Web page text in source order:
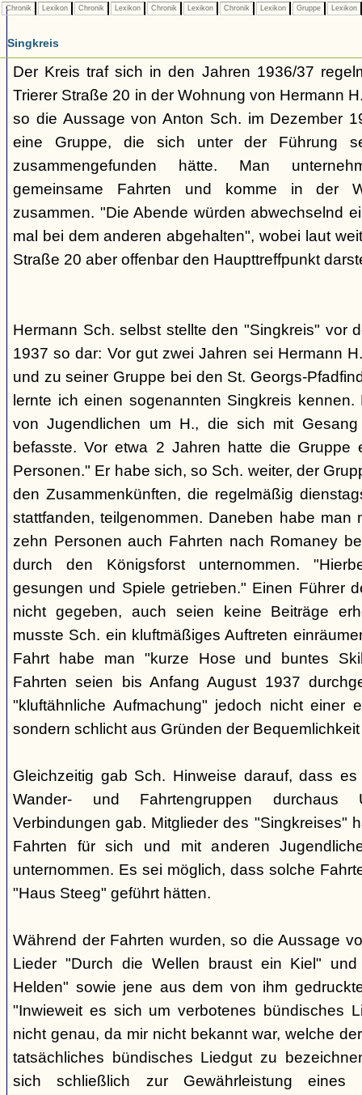
Chronik Lexikon Chronik Lexikon Chronik Lexikon Chronik Lexikon Gruppe Lexikon
Singkreis
Der Kreis traf sich in den Jahren 1936/37
Trierer Straße 20 in der Wohnung von Hermann
so die Aussage von Anton Sch. im Dezember
eine Gruppe, die sich unter der Führung
zusammengefunden hätte. Man
gemeinsame Fahrten und komme in der
zusammen. "Die Abende würden abwechselnd
mal bei dem anderen abgehalten", wobei laut
Straße 20 aber offenbar den Haupttreffpunkt
Hermann Sch. selbst stellte den "Singkreis" vor
1937 so dar: Vor gut zwei Jahren sei Hermann
und zu seiner Gruppe bei den St. Georgs-
lernte ich einen sogenannten Singkreis
von Jugendlichen um H., die sich mit
befasste. Vor etwa 2 Jahren hatte die Gruppe
Personen." Er habe sich, so Sch. weiter, der
den Zusammenkünften, die regelmäßig
stattfanden, teilgenommen. Daneben habe man
zehn Personen auch Fahrten nach Romaney
durch den Königsforst unternommen.
gesungen und Spiele getrieben." Einen Führer
nicht gegeben, auch seien keine Beiträge
musste Sch. ein kluftmäßiges Auftreten
Fahrt habe man "kurze Hose und buntes
Fahrten seien bis Anfang August 1937
"kluftähnliche Aufmachung" jedoch nicht einer
sondern schlicht aus Gründen der
Gleichzeitig gab Sch. Hinweise darauf, dass
Wander- und Fahrtengruppen durchaus
Verbindungen gab. Mitglieder des "Singkreises"
Fahrten für sich und mit anderen
unternommen. Es sei möglich, dass solche
"Haus Steeg" geführt hätten.
Während der Fahrten wurden, so die Aussage
Lieder "Durch die Wellen braust ein Kiel"
Helden" sowie jene aus dem von ihm
"Inwieweit es sich um verbotenes bündisches
nicht genau, da mir nicht bekannt war, welche
tatsächliches bündisches Liedgut zu
sich schließlich zur Gewährleistung eines